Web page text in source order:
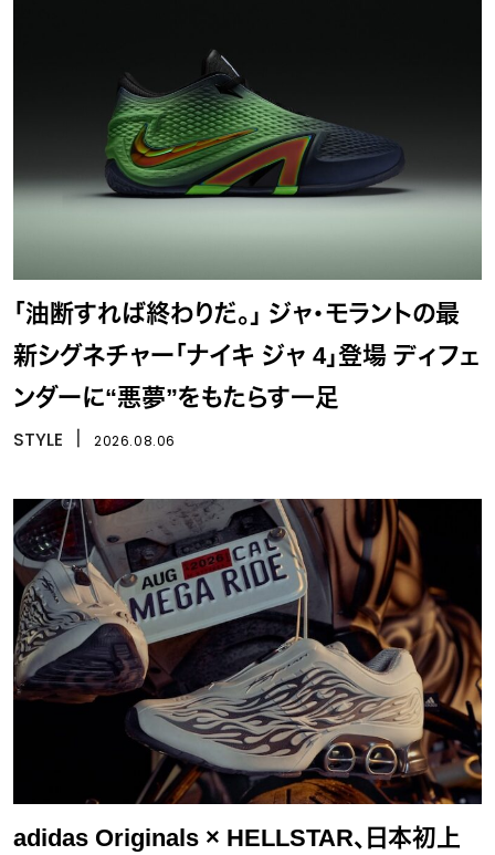
「油断すれば終わりだ。」 ジャ・モラントの最
新シグネチャー「ナイキ ジャ 4」登場 ディフェ
ンダーに“悪夢”をもたらす一足
STYLE 2026.08.06
adidas Originals × HELLSTAR、日本初上